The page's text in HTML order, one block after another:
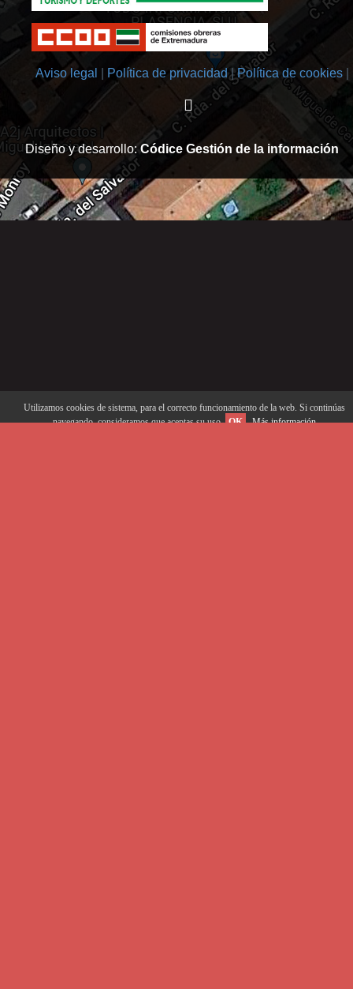
Aviso legal Política de privacidad Política de cookies
Diseño y desarrollo:Códice Gestión de la información
Utilizamos cookies de sistema, para el correcto funcionamiento de la web. Si continúas
navegando, consideramos que aceptas su uso. OK Más información